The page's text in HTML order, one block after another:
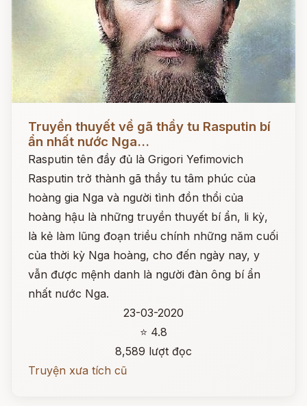
Đọc ngay
Truyền thuyết về gã thầy tu Rasputin bí
ẩn nhất nước Nga...
Rasputin tên đầy đủ là Grigori Yefimovich
Rasputin trở thành gã thầy tu tâm phúc của
hoàng gia Nga và người tình đồn thổi của
hoàng hậu là những truyền thuyết bí ẩn, li kỳ,
là kẻ làm lũng đoạn triều chính những năm cuối
của thời kỳ Nga hoàng, cho đến ngày nay, y
vẫn được mệnh danh là người đàn ông bí ẩn
nhất nước Nga.
23-03-2020
⭐ 4.8
8,589 lượt đọc
Truyện xưa tích cũ